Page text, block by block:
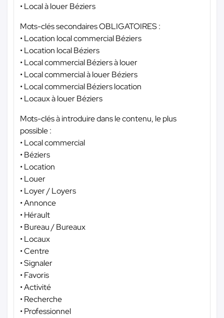
• Local à louer Béziers
Mots-clés secondaires OBLIGATOIRES :
• Location local commercial Béziers
• Location local Béziers
• Local commercial Béziers à louer
• Local commercial à louer Béziers
• Local commercial Béziers location
• Locaux à louer Béziers
Mots-clés à introduire dans le contenu, le plus
possible :
• Local commercial
• Béziers
• Location
• Louer
• Loyer / Loyers
• Annonce
• Hérault
• Bureau / Bureaux
• Locaux
• Centre
• Signaler
• Favoris
• Activité
• Recherche
• Professionnel